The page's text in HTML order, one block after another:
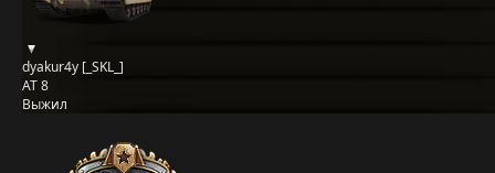
dyakur4y [_SKL_]
AT 8
Выжил